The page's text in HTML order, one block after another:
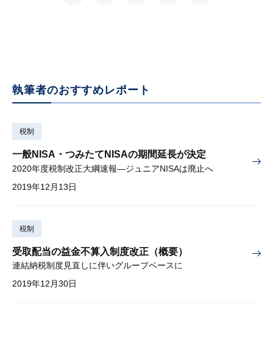
執筆者のおすすめレポート
税制
一般NISA・つみたてNISAの期間延長が決定
2020年度税制改正大綱速報—ジュニアNISAは廃止へ
2019年12月13日
税制
受取配当の益金不算入制度改正（概要）
連結納税制度見直しに伴いグループベースに
2019年12月30日